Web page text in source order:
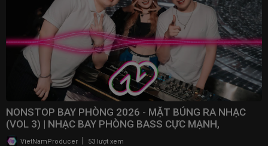
NONSTOP BAY PHÒNG 2026 - MẶT BÚNG RA NHẠC
(VOL 3) | NHẠC BAY PHÒNG BASS CỰC MẠNH,
NONSTOP 2025
VietNamProducer | 53 lượt xem